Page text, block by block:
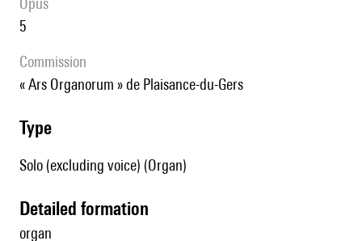
5
Commission
« Ars Organorum » de Plaisance-du-Gers
type
Solo (excluding voice) (Organ)
detailed formation
organ